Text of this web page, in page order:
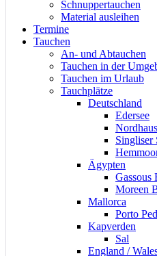
Schnuppertauchen
Material ausleihen
Termine
Tauchen
An- und Abtauchen
Tauchen in der
Tauchen im Urlaub
Tauchplätze
Deutschland
Edersee
Singliser
Ägypten
Gassous
Moreen
Mallorca
Porto
Kapverden
Sal
England /